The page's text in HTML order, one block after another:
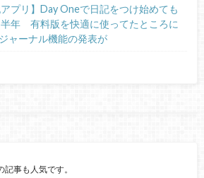
アプリ】Day Oneで日記をつけ始めても
半年 有料版を快適に使ってたところに
ャーナル機能の発表が
記事も人気です。